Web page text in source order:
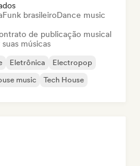
Funk brasileiroDance music
de publicação musical
músicas
Eletrônica
Electropop
music Tech House